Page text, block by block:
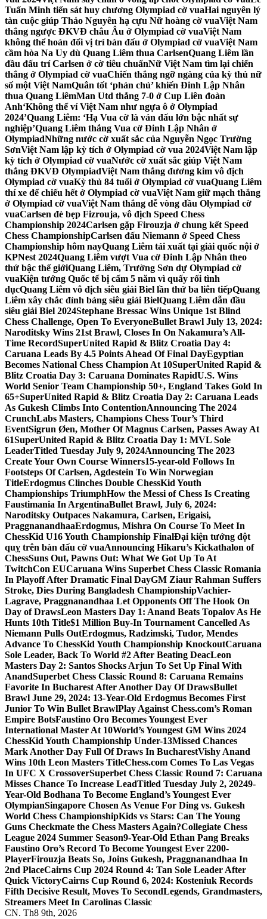
Tuấn Minh tiến sát huy chương Olympiad cờ vuaHai nguyên lý
tàn cuộc giúp Thảo Nguyên hạ cựu Nữ hoàng cờ vuaViệt Nam
thắng ngược ĐKVĐ châu Âu ở Olympiad cờ vuaViệt Nam
không thể hoán đổi vị trí bàn đấu ở Olympiad cờ vuaViệt Nam
cầm hòa Na Uy dù Quang Liêm thua CarlsenQuang Liêm lần
đầu đấu trí Carlsen ở cờ tiêu chuẩnNữ Việt Nam tìm lại chiến
thắng ở Olympiad cờ vuaChiến thắng ngỡ ngàng của kỳ thủ nữ
số một Việt NamQuân tốt ‘phản chủ’ khiến Đinh Lập Nhân
thua Quang LiêmMan Utd thắng 7-0 ở Cup Liên đoàn
Anh‘Không thể ví Việt Nam như ngựa ô ở Olympiad
2024’Quang Liêm: ‘Hạ Vua cờ là ván đấu lớn bậc nhất sự
nghiệp’Quang Liêm thắng Vua cờ Đinh Lập Nhân ở
OlympiadNhững nước cờ xuất sắc của Nguyễn Ngọc Trường
SơnViệt Nam lập kỳ tích ở Olympiad cờ vua 2024Việt Nam lập
kỳ tích ở Olympiad cờ vuaNước cờ xuất sắc giúp Việt Nam
thắng ĐKVĐ OlympiadViệt Nam thắng đương kim vô địch
Olympiad cờ vuaKỳ thủ 84 tuổi ở Olympiad cờ vuaQuang Liêm
thí xe để chiếu hết ở Olympiad cờ vuaViệt Nam giữ mạch thắng
ở Olympiad cờ vuaViệt Nam thắng dễ vòng đầu Olympiad cờ
vuaCarlsen đè bẹp Fizrouja, vô địch Speed Chess
Championship 2024Carlsen gặp Firouzja ở chung kết Speed
Chess ChampionshipCarlsen đấu Niemann ở Speed Chess
Championship hôm nayQuang Liêm tái xuất tại giải quốc nội ở
KPNest 2024Quang Liêm vượt Vua cờ Đinh Lập Nhân theo
thứ bậc thế giớiQuang Liêm, Trường Sơn dự Olympiad cờ
vuaKiện tướng Quốc tế bị cấm 5 năm vì quấy rối tình
dụcQuang Liêm vô địch siêu giải Biel lần thứ ba liên tiếpQuang
Liêm xây chắc đỉnh bảng siêu giải BielQuang Liêm dẫn đầu
siêu giải Biel 2024Stephane Bressac Wins Unique 1st Blind
Chess Challenge, Open To EveryoneBullet Brawl July 13, 2024:
Naroditsky Wins 21st Brawl, Closes In On Nakamura’s All-
Time RecordSuperUnited Rapid & Blitz Croatia Day 4:
Caruana Leads By 4.5 Points Ahead Of Final DayEgyptian
Becomes National Chess Champion At 10SuperUnited Rapid &
Blitz Croatia Day 3: Caruana Dominates RapidU.S. Wins
World Senior Team Championship 50+, England Takes Gold In
65+SuperUnited Rapid & Blitz Croatia Day 2: Caruana Leads
As Gukesh Climbs Into ContentionAnnouncing The 2024
CrunchLabs Masters, Champions Chess Tour’s Third
EventSigrun Øen, Mother Of Magnus Carlsen, Passes Away At
61SuperUnited Rapid & Blitz Croatia Day 1: MVL Sole
LeaderTitled Tuesday July 9, 2024Announcing The 2023
Create Your Own Course Winners15-year-old Follows In
Footsteps Of Carlsen, Agdestein To Win Norwegian
TitleErdogmus Clinches Double ChessKid Youth
Championships TriumphHow the Messi of Chess Is Creating
Faustimania In ArgentinaBullet Brawl, July 6, 2024:
Naroditsky Outpaces Nakamura, Carlsen, Erigaisi,
PraggnanandhaaErdogmus, Mishra On Course To Meet In
ChessKid U16 Youth Championship FinalĐại kiện tướng đột
quỵ trên bàn đấu cờ vuaAnnouncing Hikaru’s Kickathalon of
ChessSuns Out, Pawns Out: What We Got Up To At
TwitchCon EUCaruana Wins Superbet Chess Classic Romania
In Playoff After Dramatic Final DayGM Ziaur Rahman Suffers
Stroke, Dies During Bangladesh ChampionshipVachier-
Lagrave, Praggnanandhaa Let Opponents Off The Hook On
Day of DrawsLeon Masters Day 1: Anand Beats Topalov As He
Hunts 10th Title$1 Million Buy-In Tournament Cancelled As
Niemann Pulls OutErdogmus, Radzimski, Tudor, Mendes
Advance To ChessKid Youth Championship KnockoutCaruana
Sole Leader, Back To World #2 After Beating DeacLeon
Masters Day 2: Santos Shocks Arjun To Set Up Final With
AnandSuperbet Chess Classic Round 8: Caruana Remains
Favorite In Bucharest After Another Day Of DrawsBullet
Brawl June 29, 2024: 13-Year-Old Erdogmus Becomes First
Junior To Win Bullet BrawlPlay Against Chess.com’s Roman
Empire BotsFaustino Oro Becomes Youngest Ever
International Master At 10World’s Youngest GM Wins 2024
ChessKid Youth Championship Under-13Missed Chances
Mark Another Day Full Of Draws In BucharestVishy Anand
Wins 10th Leon Masters TitleChess.com Comes To Las Vegas
In UFC X CrossoverSuperbet Chess Classic Round 7: Caruana
Misses Chance To Increase LeadTitled Tuesday July 2, 20249-
Year-Old Bodhana To Become England’s Youngest Ever
OlympianSingapore Chosen As Venue For Ding vs. Gukesh
World Chess ChampionshipKids vs Stars: Can The Young
Guns Checkmate the Chess Masters Again?Collegiate Chess
League 2024 Summer Season9-Year-Old Ethan Pang Breaks
Faustino Oro’s Record To Become Youngest Ever 2200-
PlayerFirouzja Beats So, Joins Gukesh, Praggnanandhaa In
2nd PlaceCairns Cup 2024 Round 4: Tan Sole Leader After
Quick VictoryCairns Cup Round 6, 2024: Kosteniuk Records
Fifth Decisive Result, Moves To SecondLegends, Grandmasters,
Streamers Meet In Carolinas Classic
CN. Th8 9th, 2026